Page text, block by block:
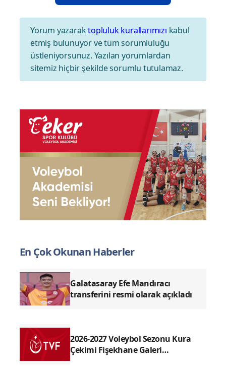
Yorum yazarak topluluk kurallarımızı kabul
etmiş bulunuyor ve tüm sorumluluğu
üstleniyorsunuz. Yazılan yorumlardan
sitemiz hiçbir şekilde sorumlu tutulamaz.
En Çok Okunan Haberler